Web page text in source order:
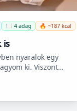
🍽️ 4 adag 🔥 ~187 kcal
is
nyaralok egy
ki. Viszont